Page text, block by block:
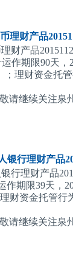
理财产品
产品
作期限90天
理财资金托
请继续关注泉
银行理财产品
行理财产品
期限39天，
财资金托管
请继续关注泉